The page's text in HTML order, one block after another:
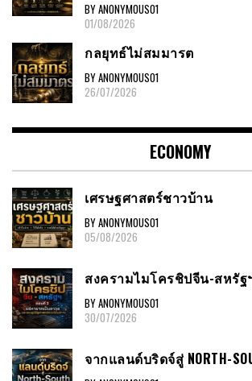
BY ANONYMOUS01
01/08/2026
กลยุทธ์ไม่สมมารต
BY ANONYMOUS01
26/07/2026
ECONOMY
เศรษฐศาสตร์ชาวบ้าน
BY ANONYMOUS01
05/08/2026
สงครามไมโครชิปจีน-สหรัฐ
BY ANONYMOUS01
30/07/2026
จากแลนด์บริดจ์สู่ NORTH-